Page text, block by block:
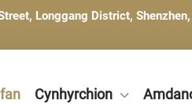
Longgang District, Shenzhen,
Cynhyrchion